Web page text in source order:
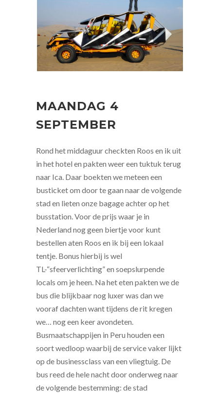
MAANDAG 4
SEPTEMBER
Rond het middaguur checkten Roos en ik uit
in het hotel en pakten weer een tuktuk terug
naar Ica. Daar boekten we meteen een
busticket om door te gaan naar de volgende
stad en lieten onze bagage achter op het
busstation. Voor de prijs waar je in
Nederland nog geen biertje voor kunt
bestellen aten Roos en ik bij een lokaal
tentje. Bonus hierbij is wel
TL-“sfeerverlichting” en soepslurpende
locals om je heen. Na het eten pakten we de
bus die blijkbaar nog luxer was dan we
vooraf dachten want tijdens de rit kregen
we… nog een keer avondeten.
Busmaatschappijen in Peru houden een
soort wedloop waarbij de service vaker lijkt
op de businessclass van een vliegtuig. De
bus reed de hele nacht door onderweg naar
de volgende bestemming: de stad